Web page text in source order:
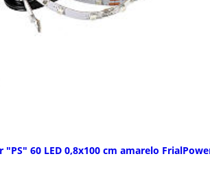
"PS" 60 LED 0,8x100 cm amarelo